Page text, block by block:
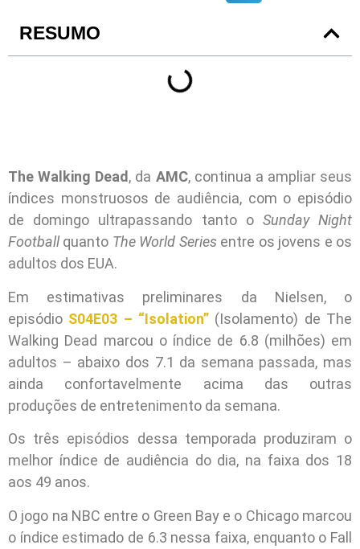
RESUMO
The Walking Dead, da AMC, continua a ampliar seus
índices monstruosos de audiência, com o episódio
de domingo ultrapassando tanto o Sunday Night
Footballquanto The World Seriesentre os jovens e os
adultos dos EUA.
Em estimativas preliminares da Nielsen, o
episódio S04E03 – “Isolation” (Isolamento) de The
Walking Dead marcou o índice de 6.8 (milhões) em
adultos – abaixo dos 7.1 da semana passada, mas
ainda confortavelmente acima das outras
produções de entretenimento da semana.
Os três episódios dessa temporada produziram o
melhor índice de audiência do dia, na faixa dos 18
aos 49 anos.
O jogo na NBC entre o Green Bay e o Chicago marcou
o índice estimado de 6.3 nessa faixa, enquanto o Fall